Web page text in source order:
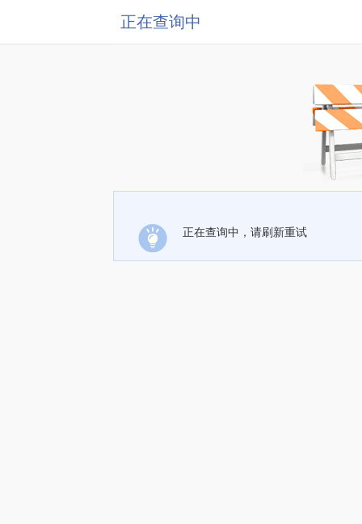
正在查询中
正在查询中，请刷新重试